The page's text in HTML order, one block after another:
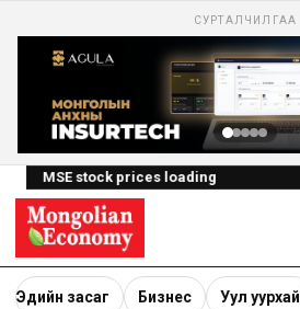
СУРТАЛЧИЛГАА
MSE stock prices loading
Эдийн засаг Бизнес Уул уурхай